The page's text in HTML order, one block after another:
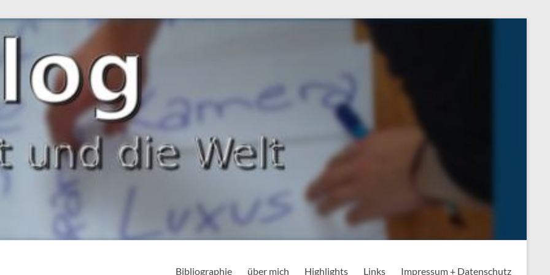
Bibliographie über mich Highlights Links Impressum + Datenschutz